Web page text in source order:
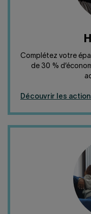
Complétez votre
de 30 %
Découvrir les